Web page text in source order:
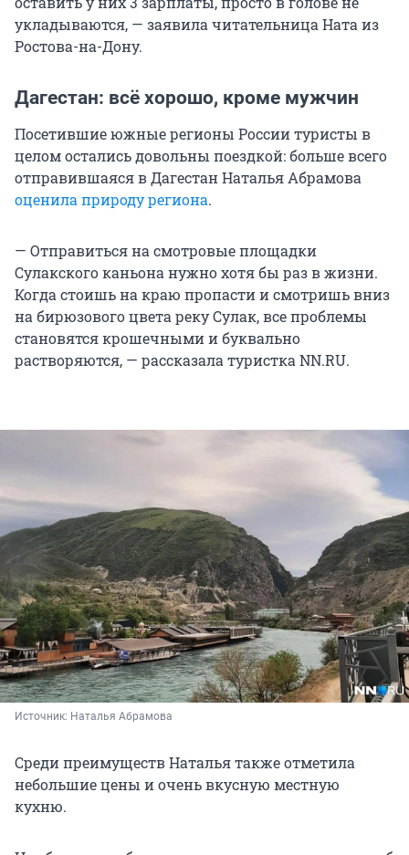
укладываются, — заявила читательница Ната из
Ростова-на-Дону.
Дагестан: всё хорошо, кроме мужчин
Посетившие южные регионы России туристы в
целом остались довольны поездкой: больше всего
отправившаяся в Дагестан Наталья Абрамова
оценила природу региона.
— Отправиться на смотровые площадки
Сулакского каньона нужно хотя бы раз в жизни.
Когда стоишь на краю пропасти и смотришь вниз
на бирюзового цвета реку Сулак, все проблемы
становятся крошечными и буквально
растворяются, — рассказала туристка NN.RU.
Источник: Наталья Абрамова
Среди преимуществ Наталья также отметила
небольшие цены и очень вкусную местную
кухню.